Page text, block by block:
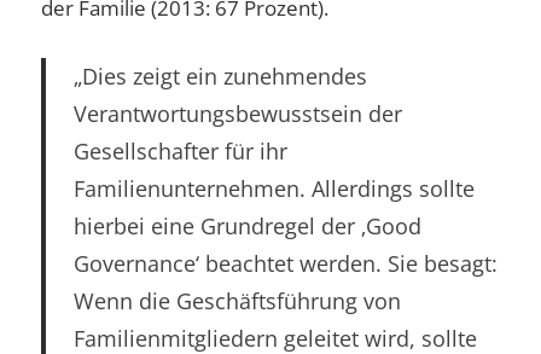
der Familie (2013: 67 Prozent).
„Dies zeigt ein zunehmendes
Verantwortungsbewusstsein der
Gesellschafter für ihr
Familienunternehmen. Allerdings sollte
hierbei eine Grundregel der ‚Good
Governance‘ beachtet werden. Sie besagt:
Wenn die Geschäftsführung von
Familienmitgliedern geleitet wird, sollte